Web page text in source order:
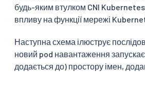
будь-яким втулком CNI Kubernetes
впливу на функції мережі
Наступна схема ілюструє
новий pod навантаження
додається до) простору імен,